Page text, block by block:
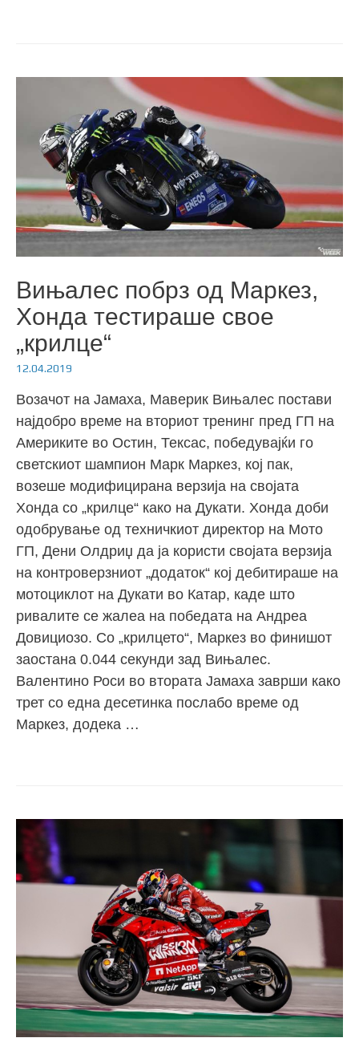
Вињалес побрз од Маркез,
Хонда тестираше свое
„крилце“
12.04.2019
Возачот на Јамаха, Маверик Вињалес постави
најдобро време на вториот тренинг пред ГП на
Америките во Остин, Тексас, победувајќи го
светскиот шампион Марк Маркез, кој пак,
возеше модифицирана верзија на својата
Хонда со „крилце“ како на Дукати. Хонда доби
одобрување од техничкиот директор на Мото
ГП, Дени Олдриџ да ја користи својата верзија
на контроверзниот „додаток“ кој дебитираше на
мотоциклот на Дукати во Катар, каде што
ривалите се жалеа на победата на Андреа
Довициозо. Со „крилцето“, Маркез во финишот
заостана 0.044 секунди зад Вињалес.
Валентино Роси во втората Јамаха заврши како
трет со една десетинка послабо време од
Маркез, додека …